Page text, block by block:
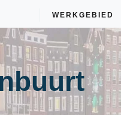
WERKGEBIED